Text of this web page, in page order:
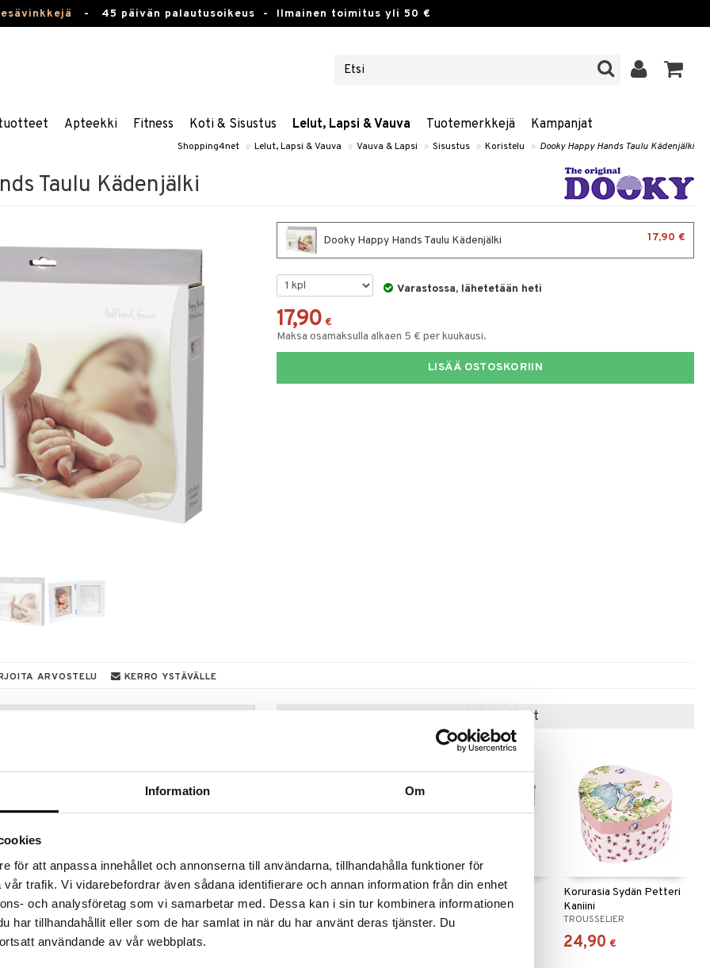
Information Om
för att anpassa innehållet och annonserna till användarna, tillhandahålla funktioner för
trafik. Vi vidarebefordrar även sådana identifierare och annan information från din enhet
och analysföretag som vi samarbetar med. Dessa kan i sin tur kombinera informationen
har tillhandahållit eller som de har samlat in när du har använt deras tjänster. Du
användande av vår webbplats.
- 45 päivän palautusoikeus - Ilmainen toimitus yli 50 €
Apteekki Fitness Koti & Sisustus Lelut, Lapsi & Vauva Tuotemerkkejä Kampanjat
Shopping4net » Lelut, Lapsi & Vauva » Vauva & Lapsi » Sisustus » Koristelu » Dooky Happy Hands Taulu Kädenjälki
Taulu Kädenjälki
Dooky Happy Hands Taulu Kädenjälki 17,90 €
Varastossa, lähetetään heti
17,90 €
Maksa osamaksulla alkaen 5 € per kuukausi.
LISÄÄ OSTOSKORIIN
ARVOSTELU KERRO YSTÄVÄLLE
hinnoilla!
31.8.2026 asti mutta ole nopea -
voivat päästä loppumaan!
on valkoinen puuraami, johon sopii kuva lapsesta
raami ja mukana tulevan kipsin jäljen
läheiselle ystävälle tai sukulaiselle tai kaunis
Se on täydellinen setti sisältäen raamin ja
Suositut tuotteet
Babblarna Leikkiteltta
Pop-Up
BABBLARNA
kampanja
Flower Fairies Kukka
TROUSSELIER
Korurasia Sydän Petteri
Kaniini
TROUSSELIER
24,90 €